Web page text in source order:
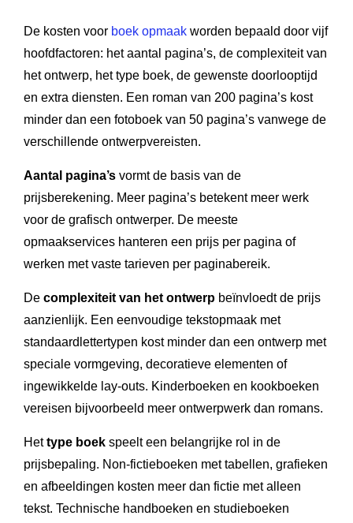
De kosten voor boek opmaak worden bepaald door vijf
hoofdfactoren: het aantal pagina’s, de complexiteit van
het ontwerp, het type boek, de gewenste doorlooptijd
en extra diensten. Een roman van 200 pagina’s kost
minder dan een fotoboek van 50 pagina’s vanwege de
verschillende ontwerpvereisten.
Aantal pagina’s vormt de basis van de
prijsberekening. Meer pagina’s betekent meer werk
voor de grafisch ontwerper. De meeste
opmaakservices hanteren een prijs per pagina of
werken met vaste tarieven per paginabereik.
De complexiteit van het ontwerp beïnvloedt de prijs
aanzienlijk. Een eenvoudige tekstopmaak met
standaardlettertypen kost minder dan een ontwerp met
speciale vormgeving, decoratieve elementen of
ingewikkelde lay-outs. Kinderboeken en kookboeken
vereisen bijvoorbeeld meer ontwerpwerk dan romans.
Hettype boek speelt een belangrijke rol in de
prijsbepaling. Non-fictieboeken met tabellen, grafieken
en afbeeldingen kosten meer dan fictie met alleen
tekst. Technische handboeken en studieboeken